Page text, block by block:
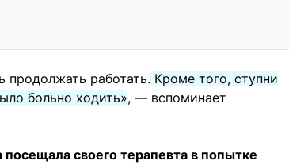
продолжать работать. Кроме того, ступни
больно ходить», — вспоминает
своего терапевта в попытке